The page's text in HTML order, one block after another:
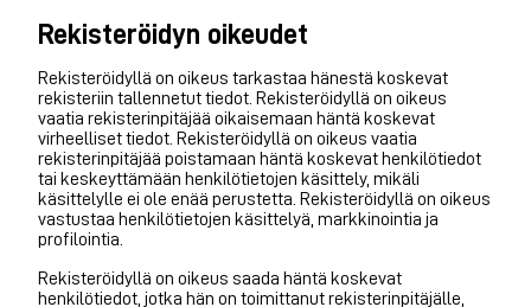
Rekisteröidyn oikeudet
Rekisteröidyllä on oikeus tarkastaa hänestä koskevat
rekisteriin tallennetut tiedot. Rekisteröidyllä on oikeus
vaatia rekisterinpitäjää oikaisemaan häntä koskevat
virheelliset tiedot. Rekisteröidyllä on oikeus vaatia
rekisterinpitäjää poistamaan häntä koskevat henkilötiedot
tai keskeyttämään henkilötietojen käsittely, mikäli
käsittelylle ei ole enää perustetta. Rekisteröidyllä on oikeus
vastustaa henkilötietojen käsittelyä, markkinointia ja
profilointia.
Rekisteröidyllä on oikeus saada häntä koskevat
henkilötiedot, jotka hän on toimittanut rekisterinpitäjälle,